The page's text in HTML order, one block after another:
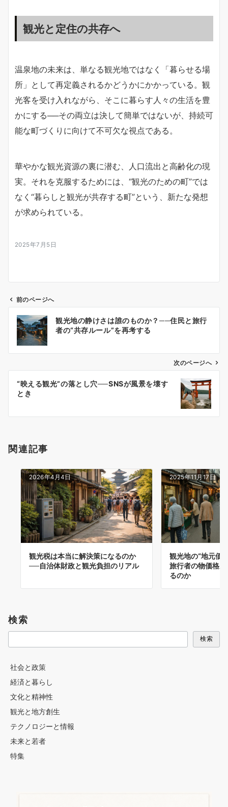
観光と定住の共存へ
温泉地の未来は、単なる観光地ではなく「暮らせる場
所」として再定義されるかどうかにかかっている。観
光客を受け入れながら、そこに暮らす人々の生活を豊
かにする──その両立は決して簡単ではないが、持続可
能な町づくりに向けて不可欠な視点である。
華やかな観光資源の裏に潜む、人口流出と高齢化の現
実。それを克服するためには、“観光のための町”では
なく“暮らしと観光が共存する町”という、新たな発想
が求められている。
2025年7月5日
ビ
ン
前のページへ
観光地の静けさは誰のものか？──住民と旅行
者の“共存ルール”を再考する
次のページへ
“映える観光”の落とし穴──SNSが風景を壊す
とき
関連記事
2026年4月4日
観光税は本当に解決策になるのか
──自治体財政と観光負担のリアル
2025年11月17日
観光地の“地元価
旅行者の物価格
るのか
検索
検索
社会と政策
経済と暮らし
文化と精神性
観光と地方創生
テクノロジーと情報
未来と若者
特集